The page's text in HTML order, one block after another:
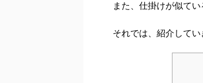
また、仕掛けが似て
それでは、紹介してい